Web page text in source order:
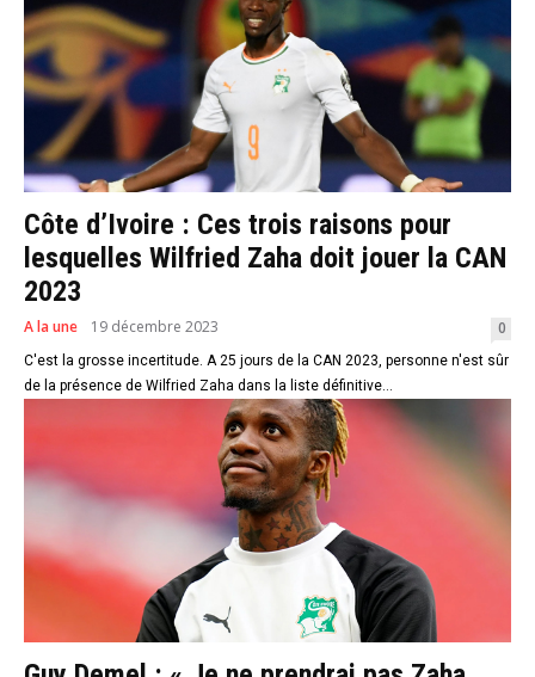
Côte d’Ivoire : Ces trois raisons pour
lesquelles Wilfried Zaha doit jouer la CAN
2023
A la une 19 décembre 2023 0
C'est la grosse incertitude. A 25 jours de la CAN 2023, personne n'est sûr
de la présence de Wilfried Zaha dans la liste définitive...